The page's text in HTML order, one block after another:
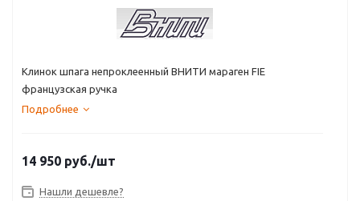
Клинок шпага непроклеенный ВНИТИ мараген FIE
французская ручка
Подробнее
14 950 руб./шт
Нашли дешевле?